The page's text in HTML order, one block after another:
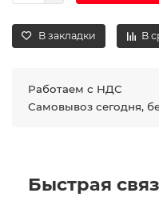
В закладки В
Работаем с НДС
Самовывоз сегодня,
Быстрая